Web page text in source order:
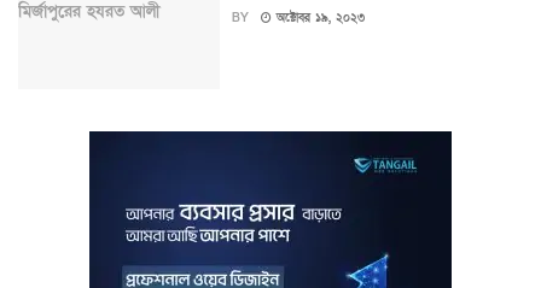
BY অক্টোবর ১৯, ২০২৩